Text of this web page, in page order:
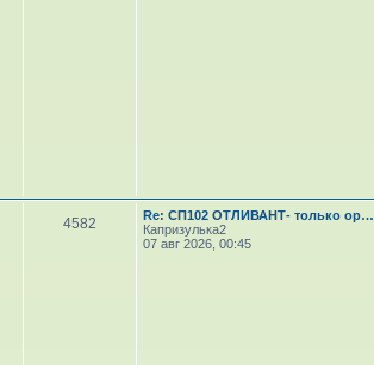
4582
Re: СП102 ОТЛИВАНТ- только ор…
Капризулька2
07 авг 2026, 00:45